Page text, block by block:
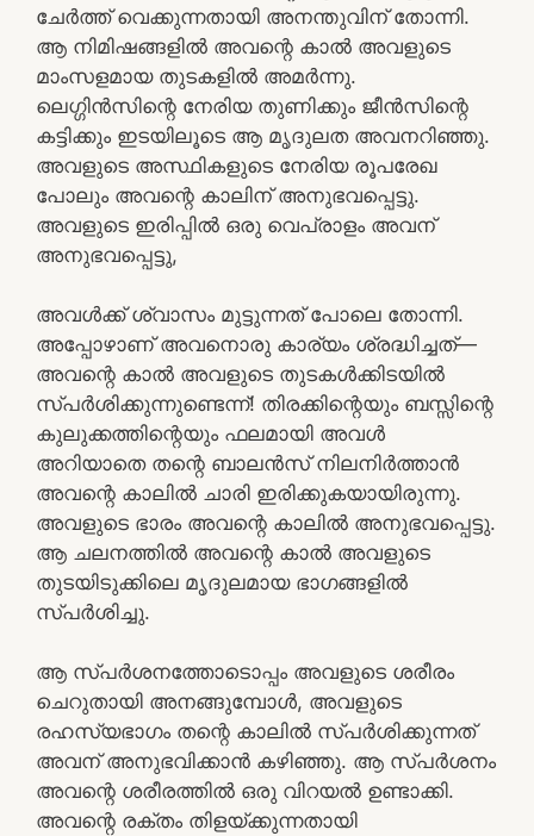
ചേർത്ത് വെക്കുന്നതായി അനന്തുവിന് തോന്നി.
ആ നിമിഷങ്ങളിൽ അവന്റെ കാൽ അവളുടെ
മാംസളമായ തുടകളിൽ അമർന്നു.
ലെഗ്ഗിൻസിന്റെ നേരിയ തുണിക്കും ജീൻസിന്റെ
കട്ടിക്കും ഇടയിലൂടെ ആ മൃദുലത അവനറിഞ്ഞു.
അവളുടെ അസ്ഥികളുടെ നേരിയ രൂപരേഖ
പോലും അവന്റെ കാലിന് അനുഭവപ്പെട്ടു.
അവളുടെ ഇരിപ്പിൽ ഒരു വെപ്രാളം അവന്
അനുഭവപ്പെട്ടു,
അവൾക്ക് ശ്വാസം മുട്ടുന്നത് പോലെ തോന്നി.
അപ്പോഴാണ് അവനൊരു കാര്യം ശ്രദ്ധിച്ചത്—
അവന്റെ കാൽ അവളുടെ തുടകൾക്കിടയിൽ
സ്പർശിക്കുന്നുണ്ടെന്ന്! തിരക്കിന്റെയും ബസ്സിന്റെ
കുലുക്കത്തിന്റെയും ഫലമായി അവൾ
അറിയാതെ തന്റെ ബാലൻസ് നിലനിർത്താൻ
അവന്റെ കാലിൽ ചാരി ഇരിക്കുകയായിരുന്നു.
അവളുടെ ഭാരം അവന്റെ കാലിൽ അനുഭവപ്പെട്ടു.
ആ ചലനത്തിൽ അവന്റെ കാൽ അവളുടെ
തുടയിടുക്കിലെ മൃദുലമായ ഭാഗങ്ങളിൽ
സ്പർശിച്ചു.
ആ സ്പർശനത്തോടൊപ്പം അവളുടെ ശരീരം
ചെറുതായി അനങ്ങുമ്പോൾ, അവളുടെ
രഹസ്യഭാഗം തന്റെ കാലിൽ സ്പർശിക്കുന്നത്
അവന് അനുഭവിക്കാൻ കഴിഞ്ഞു. ആ സ്പർശനം
അവന്റെ ശരീരത്തിൽ ഒരു വിറയൽ ഉണ്ടാക്കി.
അവന്റെ രക്തം തിളയ്ക്കുന്നതായി